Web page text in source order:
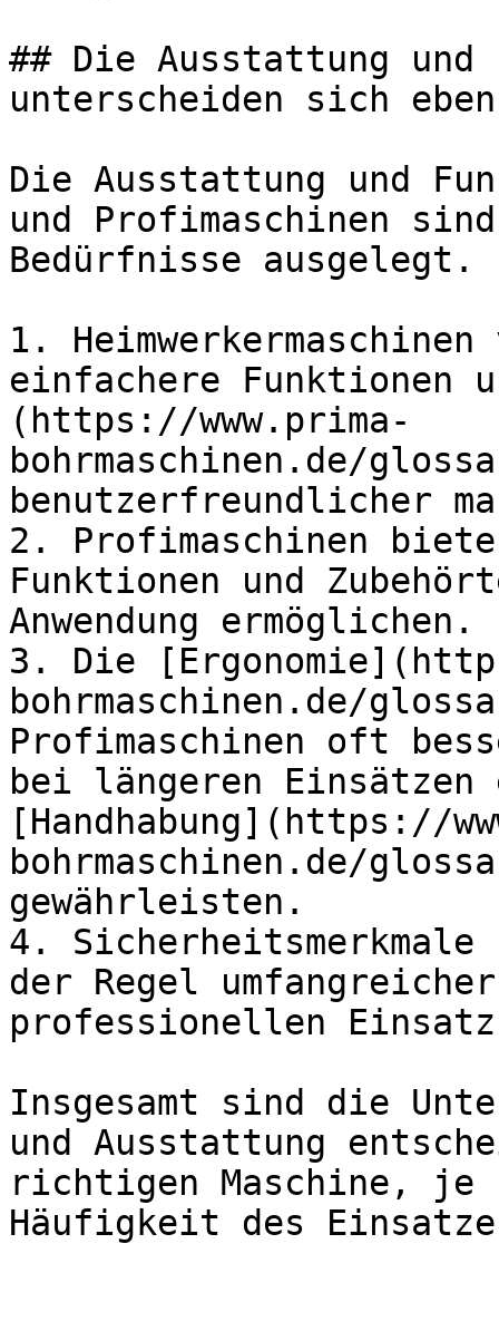
## Die Ausstattung
unterscheiden sich
Die Ausstattung und
und Profimaschinen
Bedürfnisse ausgelegt.
1.
einfachere Funktionen
(https://www.prima-
bohrmaschinen.de/
benutzerfreundlicher
2. Profimaschinen
Funktionen und
Anwendung ermöglichen.
3. Die
bohrmaschinen.de/
Profimaschinen oft
bei längeren Einsätzen
[Handhabung](https://
bohrmaschinen.de/
gewährleisten.
4.
der Regel
professionellen
Insgesamt sind die
und Ausstattung
richtigen Maschine, je